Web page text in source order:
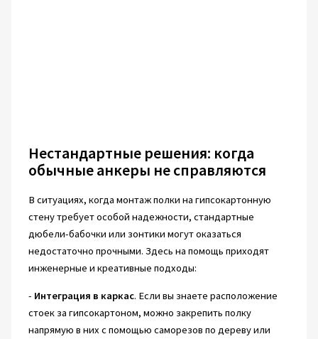
Нестандартные решения: когда
обычные анкеры не справляются
В ситуациях, когда монтаж полки на гипсокартонную
стену требует особой надежности, стандартные
дюбели-бабочки или зонтики могут оказаться
недостаточно прочными. Здесь на помощь приходят
инженерные и креативные подходы:
- Интеграция в каркас. Если вы знаете расположение
стоек за гипсокартоном, можно закрепить полку
напрямую в них с помощью саморезов по дереву или